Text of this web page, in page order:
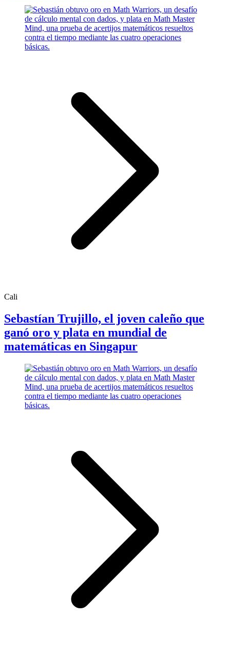
Cali
Sebastían Trujillo, el joven caleño que
ganó oro y plata en mundial de
matemáticas en Singapur